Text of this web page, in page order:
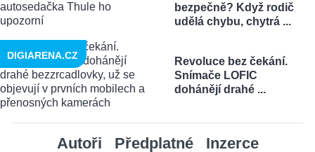
bezpečně? Když rodič
udělá chybu, chytrá ...
Revoluce bez čekání.
Snímače LOFIC
dohánějí drahé ...
DIGIARENA.CZ
Autoři Předplatné Inzerce